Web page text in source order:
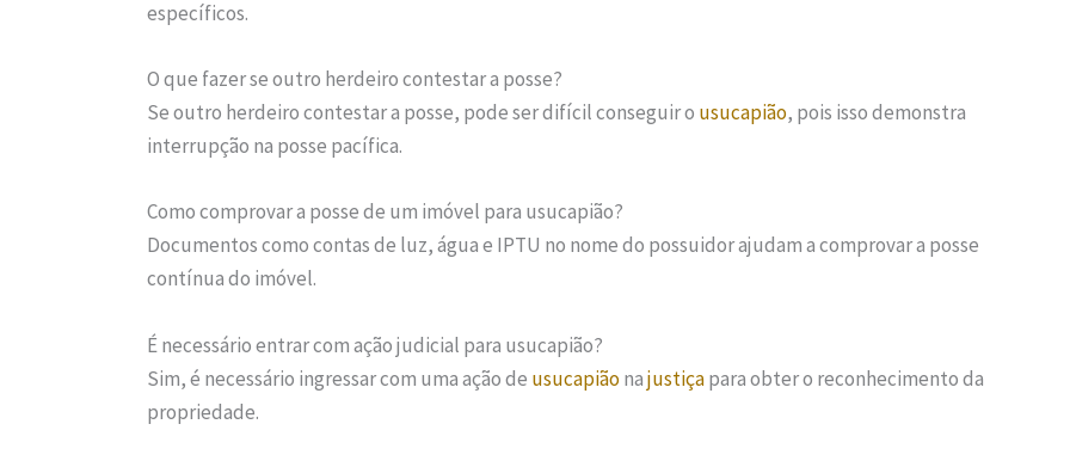
específicos.
O que fazer se outro herdeiro contestar a posse?
Se outro herdeiro contestar a posse, pode ser difícil conseguir o usucapião, pois isso demonstra
interrupção na posse pacífica.
Como comprovar a posse de um imóvel para usucapião?
Documentos como contas de luz, água e IPTU no nome do possuidor ajudam a comprovar a posse
contínua do imóvel.
É necessário entrar com ação judicial para usucapião?
Sim, é necessário ingressar com uma ação de usucapiãonajustiçapara obter o reconhecimento da
propriedade.